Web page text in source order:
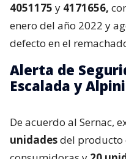
4051175 y 4171656,
enero del año 2022 y
defecto en el
Alerta de
Escalada y
De acuerdo al Sernac,
unidadesdel producto